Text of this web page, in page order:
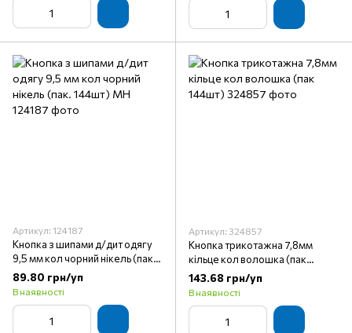
Артикул: 124187
Кнопка з шипами д/дит одягу
9,5 мм кол чорний нікель (пак.
144шт) МН
89.80 грн/уп
В наявності
Артикул: 324857
Кнопка трикотажна 7,8мм
кільце кол волошка (пак
144шт)
143.68 грн/уп
В наявності